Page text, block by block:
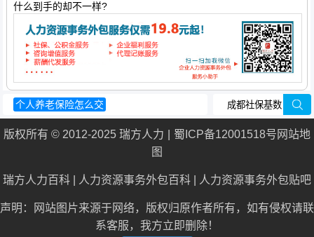
什么到手的却不一样?
个人养老保险怎么交
农村养老保险新政策
版权所有 © 2012-2025 瑞方人力 蜀ICP备12001518号 网站地
图
瑞方人力百科 人力资源事务外包百科 人力资源事务外包贴吧
声明：网站图片来源于网络，版权归原作者所有，如有侵权请联
系客服，我方立即删除！